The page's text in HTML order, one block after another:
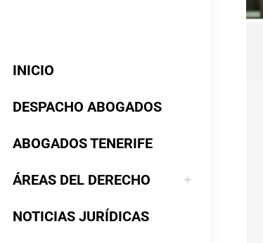
INICIO
DESPACHO ABOGADOS
ABOGADOS TENERIFE
ÁREAS DEL DERECHO
NOTICIAS JURÍDICAS